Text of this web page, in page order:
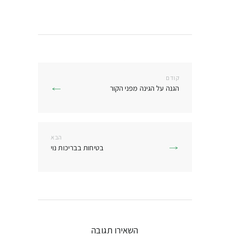
קודם
הקודם:
הגנה על הגינה מפני הקור
הבא
בטיחות בבריכות נוי
השאירו תגובה